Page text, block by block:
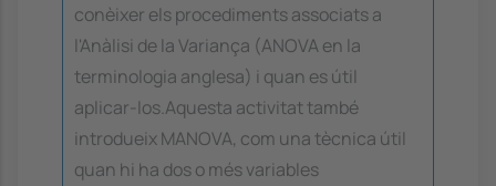
conèixer els procediments associats a
l'Anàlisi de la Variança (ANOVA en la
terminologia anglesa) i quan es útil
aplicar-los.Aquesta activitat també
introdueix MANOVA, com una tècnica útil
quan hi ha dos o més variables